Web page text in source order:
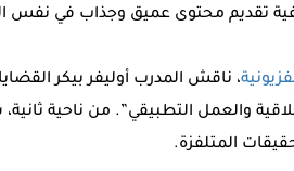
تقديم محتوى عميق وجذاب في
، ناقش المدرب أوليفر بيكر
والعمل التطبيقي”. من ناحية
المتلفزة.